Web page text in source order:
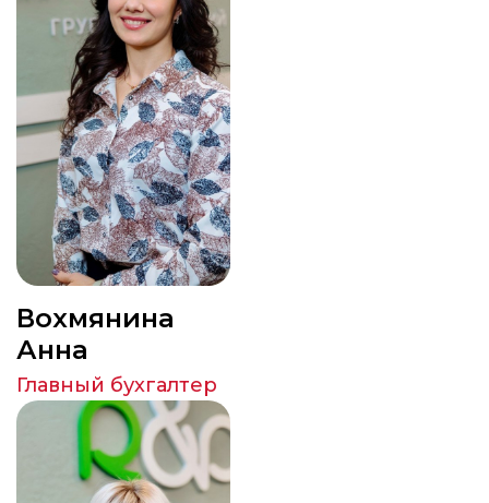
Вохмянина
Анна
Главный бухгалтер